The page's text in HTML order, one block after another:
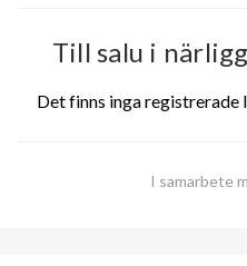
Till salu i
Det finns inga registrerade
I samarbete